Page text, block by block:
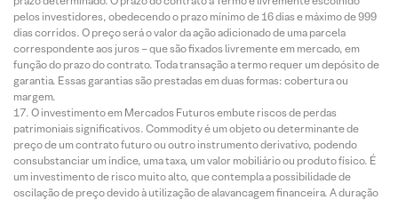
pelos investidores, obedecendo o prazo mínimo de 16 dias e máximo de 999
dias corridos. O preço será o valor da ação adicionado de uma parcela
correspondente aos juros – que são fixados livremente em mercado, em
função do prazo do contrato. Toda transação a termo requer um depósito de
garantia. Essas garantias são prestadas em duas formas: cobertura ou
margem.
O investimento em Mercados Futuros embute riscos de perdas
patrimoniais significativos. Commodity é um objeto ou determinante de
preço de um contrato futuro ou outro instrumento derivativo, podendo
consubstanciar um índice, uma taxa, um valor mobiliário ou produto físico. É
um investimento de risco muito alto, que contempla a possibilidade de
oscilação de preço devido à utilização de alavancagem financeira. A duração